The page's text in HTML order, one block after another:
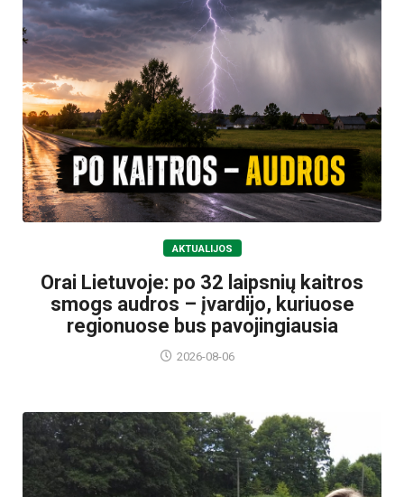
AKTUALIJOS
Orai Lietuvoje: po 32 laipsnių kaitros
smogs audros – įvardijo, kuriuose
regionuose bus pavojingiausia
2026-08-06